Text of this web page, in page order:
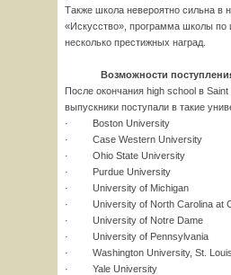
Также школа невероятно сильна в
«Искусство», программа школы по
несколько престижных наград.
Возможности
После окончания high school в
выпускники поступали в такие
· Boston University
· Case Western University
· Ohio State University
· Purdue University
· University of Michigan
· University of North Carolina at
· University of Notre Dame
· University of Pennsylvania
· Washington University, St. Louis
· Yale University